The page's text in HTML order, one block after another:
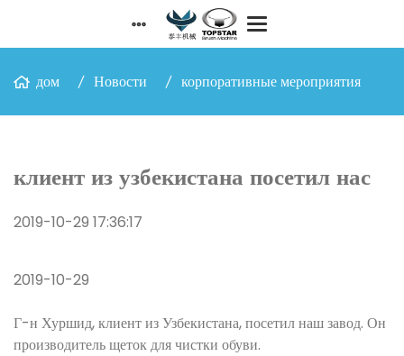
дом Новости корпоративные мероприятия
клиент из узбекистана посетил нас
2019-10-29 17:36:17
2019-10-29
Г-н Хуршид, клиент из Узбекистана, посетил наш завод. Он
производитель щеток для чистки обуви.